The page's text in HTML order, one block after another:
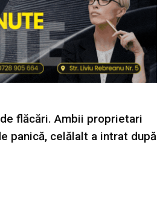
flăcări. Ambii proprietari
panică, celălalt a intrat după